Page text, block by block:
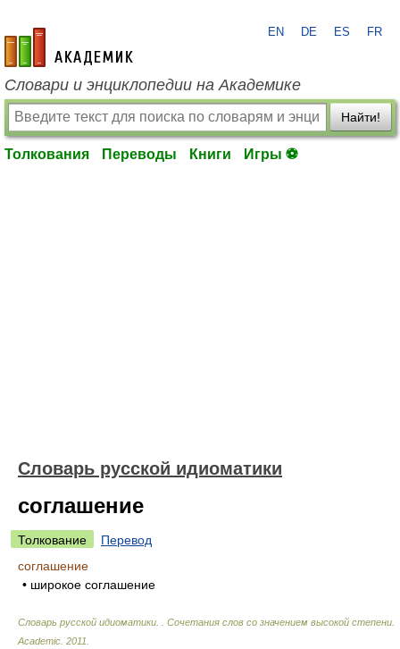
academic.ru
EN DE ES FR
Словари и энциклопедии на Академике
Найти!
Толкования Переводы Книги Игры ⚽
Словарь русской идиоматики
соглашение
Толкование
Перевод
соглашение
• широкое соглашение
Словарь русской идиоматики. . Сочетания слов со значением высокой степени
Academic 2011